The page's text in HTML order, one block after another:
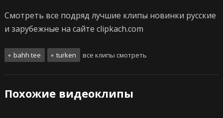
Смотреть все подряд лучшие клипы новинки русские
и зарубежные на сайте clipkach.com
bahh tee turken все клипы смотреть
Похожие видеоклипы